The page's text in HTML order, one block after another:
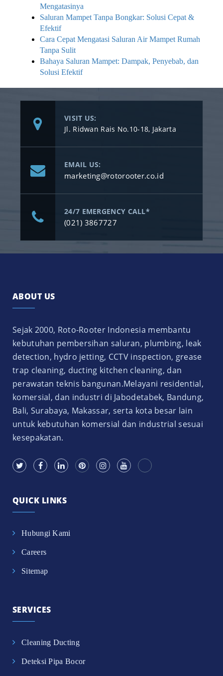
Mengatasinya
Saluran Mampet Tanpa Bongkar: Solusi Cepat &
Efektif
Cara Cepat Mengatasi Saluran Air Mampet Rumah
Tanpa Sulit
Bahaya Saluran Mampet: Dampak, Penyebab, dan
Solusi Efektif
VISIT US:
Jl. Ridwan Rais No.10-18, Jakarta
EMAIL US:
marketing@rotorooter.co.id
24/7 EMERGENCY CALL*
(021) 3867727
ABOUT US
Sejak 2000, Roto-Rooter Indonesia membantu
kebutuhan pembersihan saluran, plumbing, leak
detection, hydro jetting, CCTV inspection, grease
trap cleaning, ducting kitchen cleaning, dan
perawatan teknis bangunan.Melayani residential,
komersial, dan industri di Jabodetabek, Bandung,
Bali, Surabaya, Makassar, serta kota besar lain
untuk kebutuhan komersial dan industrial sesuai
kesepakatan.
QUICK LINKS
Hubungi Kami
Careers
Sitemap
SERVICES
Cleaning Ducting
Deteksi Pipa Bocor